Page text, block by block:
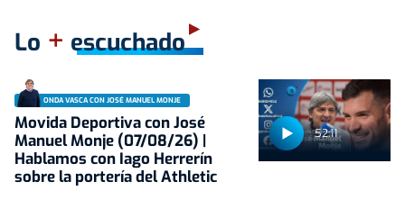
Lo + escuchado
52:11
ONDA VASCA CON JOSÉ MANUEL MONJE
Movida Deportiva con José
Manuel Monje (07/08/26) |
Hablamos con Iago Herrerín
sobre la portería del Athletic